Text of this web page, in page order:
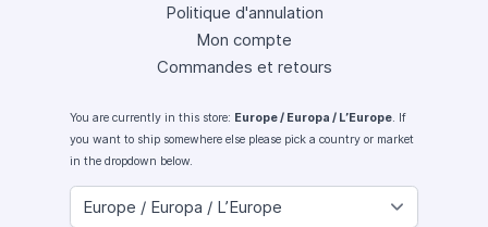
Politique d'annulation
Mon compte
Commandes et retours
You are currently in this store: Europe / Europa / L’Europe. If
you want to ship somewhere else please pick a country or market
in the dropdown below.